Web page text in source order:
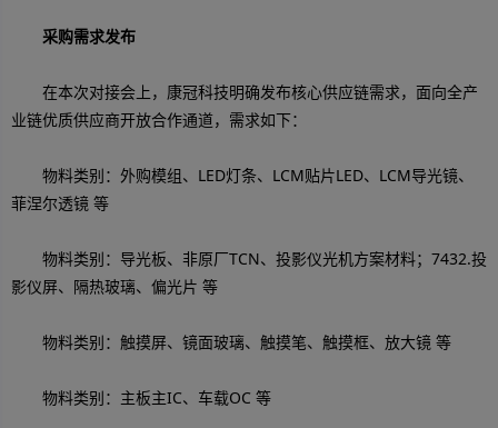
采购需求发布
在本次对接会上，康冠科技明确发布核心供应链需求，面向全产
业链优质供应商开放合作通道，需求如下：
物料类别：外购模组、LED灯条、LCM贴片LED、LCM导光镜、
菲涅尔透镜 等
物料类别：导光板、非原厂TCN、投影仪光机方案材料；7432.投
影仪屏、隔热玻璃、偏光片 等
物料类别：触摸屏、镜面玻璃、触摸笔、触摸框、放大镜 等
物料类别：主板主IC、车载OC 等